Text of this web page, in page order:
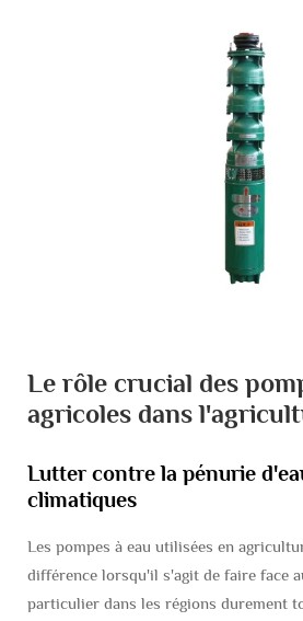
Le rôle crucial des
agricoles dans
Lutter contre la pénurie
climatiques
Les pompes à eau utilisées en
différence lorsqu'il s'agit de faire face
particulier dans les régions durement